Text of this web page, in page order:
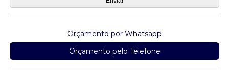
Orçamento por Whatsapp
Orçamento pelo Telefone